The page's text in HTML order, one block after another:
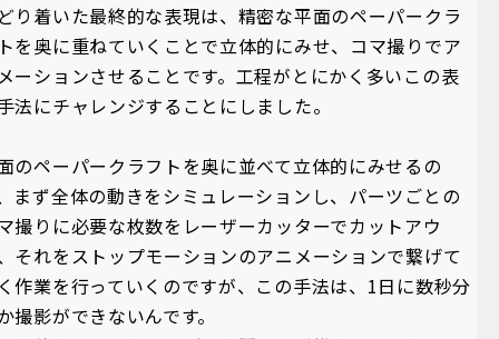
り着いた最終的な表現は、精密な平面のペーパークラ
を奥に重ねていくことで立体的にみせ、コマ撮りでア
ーションさせることです。工程がとにかく多いこの表
法にチャレンジすることにしました。
のペーパークラフトを奥に並べて立体的にみせるの
まず全体の動きをシミュレーションし、パーツごとの
撮りに必要な枚数をレーザーカッターでカットアウ
それをストップモーションのアニメーションで繋げて
作業を行っていくのですが、この手法は、1日に数秒分
撮影ができないんです。